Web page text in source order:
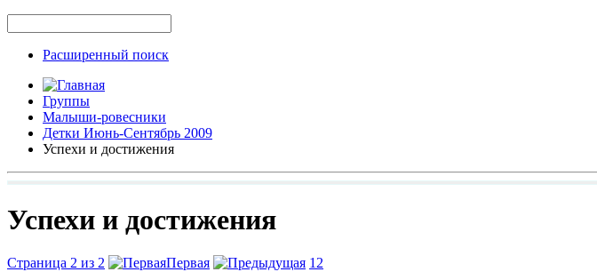
Расширенный поиск
Группы
Малыши-ровесники
Детки Июнь-Сентябрь 2009
Успехи и достижения
Успехи и достижения
Страница 2 из 2 Первая 12